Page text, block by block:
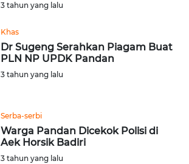
3 tahun yang lalu
Khas
Dr Sugeng Serahkan Piagam Buat
PLN NP UPDK Pandan
3 tahun yang lalu
Serba-serbi
Warga Pandan Dicekok Polisi di
Aek Horsik Badiri
3 tahun yang lalu